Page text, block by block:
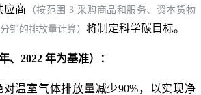
应商
（按范围 3 采购商品和服务、资本货物
销的排放量计算） 将制定科学碳目标。
、2022 年为基准）：
温室气体排放量减少90%，以实现净